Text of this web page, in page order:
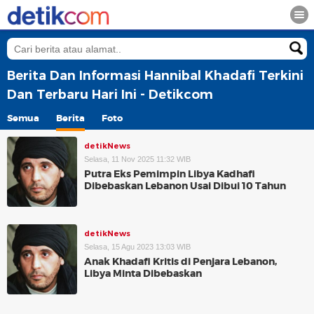
Berita Dan Informasi Hannibal Khadafi Terkini
Dan Terbaru Hari Ini - Detikcom
Semua Berita Foto
detikNews
Selasa, 11 Nov 2025 11:32 WIB
Putra Eks Pemimpin Libya Kadhafi
Dibebaskan Lebanon Usai Dibui 10 Tahun
detikNews
Selasa, 15 Agu 2023 13:03 WIB
Anak Khadafi Kritis di Penjara Lebanon,
Libya Minta Dibebaskan